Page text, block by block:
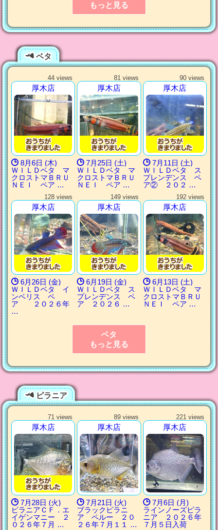
もっと見る
ベタ
44 views
厚木店
8月6日 (木)
ＷＩＬＤベタ マ
クロストマＢＲＵ
ＮＥＩ ペア …
81 views
厚木店
7月25日 (土)
ＷＩＬＤベタ マ
クロストマＢＲＵ
ＮＥＩ ペア …
90 views
厚木店
7月11日 (土)
ＷＩＬＤベタ ス
プレンデンス ペ
ア② ２０２ …
128 views
厚木店
6月26日 (金)
ＷＩＬＤベタ イ
ンベリス ペ
ア ２０２６年
…
149 views
厚木店
6月19日 (金)
ＷＩＬＤベタ ス
プレンデンス ペ
ア ２０２６ …
192 views
厚木店
6月13日 (土)
ＷＩＬＤベタ マ
クロストマＢＲＵ
ＮＥＩ ペア …
ベタ
もっと見る
ピラニア
71 views
厚木店
7月28日 (火)
ピラニアＣＦ．エ
イゲンマニー ２
０２６年７月 …
89 views
厚木店
7月21日 (火)
ブラックピラニ
ア ペルー ２０
２６年７月１１ …
221 views
厚木店
7月6日 (月)
ラインノーズピラ
ニア ２０２６年
７月５日入荷